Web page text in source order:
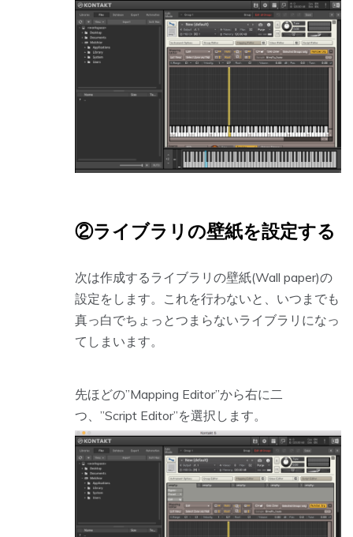
②ライブラリの壁紙を設定する
次は作成するライブラリの壁紙(Wall paper)の
設定をします。これを行わないと、いつまでも
真っ白でちょっとつまらないライブラリになっ
てしまいます。
先ほどの”Mapping Editor”から右に二
つ、”Script Editor”を選択します。